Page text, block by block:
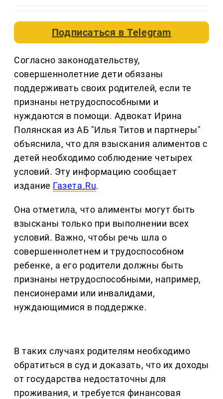
Подписаться вTelegram
Согласно законодательству,
совершеннолетние дети обязаны
поддерживать своих родителей, если те
признаны нетрудоспособными и
нуждаются в помощи. Адвокат Ирина
Полянская из АБ "Илья Титов и партнеры"
объяснила, что для взыскания алиментов с
детей необходимо соблюдение четырех
условий. Эту информацию сообщает
издание Газета.Ru.
Она отметила, что алименты могут быть
взысканы только при выполнении всех
условий. Важно, чтобы речь шла о
совершеннолетнем и трудоспособном
ребенке, а его родители должны быть
признаны нетрудоспособными, например,
пенсионерами или инвалидами,
нуждающимися в поддержке.
В таких случаях родителям необходимо
обратиться в суд и доказать, что их доходы
от государства недостаточны для
проживания, и требуется финансовая